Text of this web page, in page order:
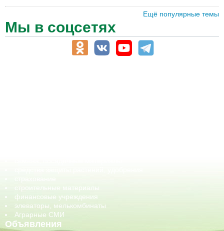
Ещё популярные темы
Мы в соцсетях
строительные материалы
финансовые учреждения
элеваторы, мелькомбинаты
Аграрные СМИ
Объявления